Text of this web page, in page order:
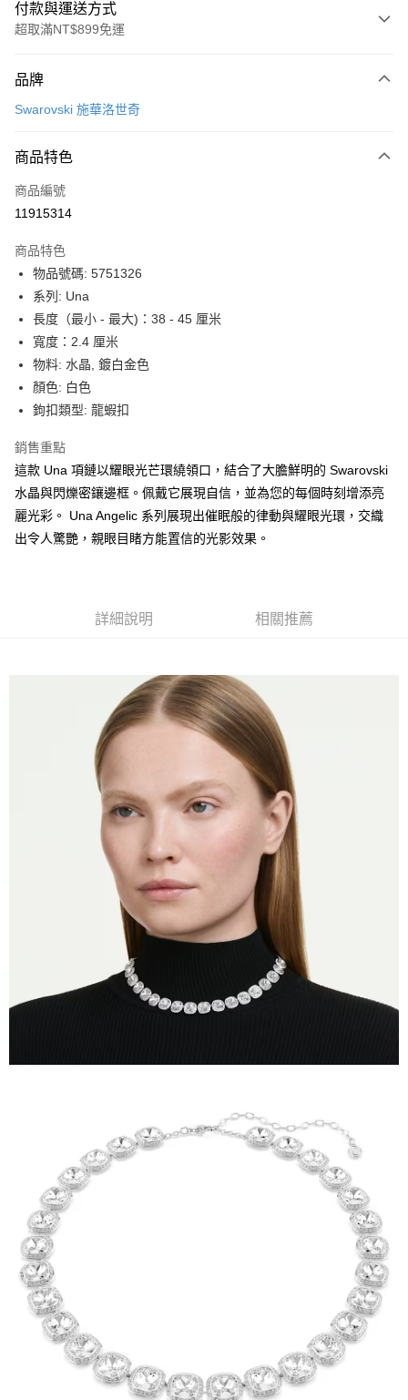
付款與運送方式
超取滿NT$899免運
信用卡一次付款
6 期 0 利率 每期
合作金庫商業銀行
上海商業儲蓄銀行
臺灣中小企業銀行
匯豐（台灣）商業銀行
聯邦商業銀行
元大商業銀行
永豐商業銀行
玉山商業銀行
台灣樂天信用卡公司
LINE Pay
Apple Pay
街口支付
悠遊付
Google Pay
全盈+PAY
大哥付你分期
相關說明
1.本服務由台灣大哥大提供，台灣大哥大用戶可立即使用無須另外申請。
2.付款方式選擇「大哥付你分期」，訂單成立後會自動跳轉到大哥付的交易
成交易。
3.實際核准額度、可分期數及費用金額請依後續交易確認頁面所載為準。
4.訂單成立30分鐘內，如未前往確認交易或遇審核未通過，訂單將自動取
消。如遇「轉專審核」未通過狀況，表示未達大哥付你分期系統評分，恕無
2.透過簡訊連結打開帳單後，可選擇「超商條碼／台灣大直營門市／銀行轉
1.本服務係由「台灣大哥大股份有限公司」（以下簡稱本公司）所提供，讓
用戶於交易時，得透過本服務購買商品或服務，並由商店將買賣／分期付款
買賣價金債權讓與本公司後，依約使用本公司帳單繳交帳款。
2.基於同意付款使用「大哥付你分期」之契約關係目的，商店將以您的個人
資料（包含姓名、電話或地址）提供予台灣大哥大進項蒐集、處理及利用，
由本公司與您本人進行分期帳單所需資料之確認、核對及更正。
3.完整用戶服務條款，請詳閱以下連結：https://oppay.tw/userRule
AFTEE先享後付
相關說明
【關於「AFTEE先享後付」】
便利好安心！
１．簡單：不需註冊會員、不需綁卡、不需儲值。
１．於結帳方式選擇「AFTEE先享後付」後，將跳轉至「AFTEE先享後付」
ATM／網路銀行／等多元方式進行付款，方視為交易完成。
※ 請注意：結帳手續完成當下不需立刻繳費，但若您需要取消訂單，請聯絡
購買商品的店家。未經商家同意取消之訂單仍視為有效，需透過AFTEE先享
後付繳納相關費用。
※ 交易是否成功請以「AFTEE先享後付 」之結帳頁面顯示為準，若有關於
是否繳費成功／繳費後需取消欲退款等相關疑問，請聯繫「AFTEE先享後付
客戶支援中心」https://netprotections.freshdesk.com/support/home
１．透過由恩沛科技股份有限公司提供之「AFTEE先享後付」服務完成之交
易，需依本服務之必要範圍內提供個人資料，並將交易相關給付款項請求債
權轉讓予恩沛科技股份有限公司。
２．關於個人資料處理事宜，請瀏覽以下網址：
https://aftee.tw/terms/#terms3
３．未成年的使用者請事先徵得法定代理人或監護人之同意方可使用
「AFTEE先享後付」，若未經同意申辦者引起之損失，本公司不負相關責
４．使用「AFTEE先享後付」時，將依據個別帳號之用戶狀況，依本公司即
時審查核予不同之上限額度；若仍有額度不足之情形，本公司將視審查結果
請求用戶進行身份認證。
５．嚴禁一人註冊多個帳號或使用他人資訊註冊。若發現惡意使用之情形，
ATM付款
運送方式
每筆NT$100，滿NT$1,000(含以上)免運費
京站台北店客服中心(1F星巴克旁) 即日起不提供京站紙袋，取件時
請自備購物袋，若需購買紙袋可現場詢問
品牌
Swarovski 施華洛世奇
商品特色
商品編號
11915314
商品特色
物品號碼: 5751326
系列: Una
長度（最小 - 最大)：38 - 45 厘米
寬度：2.4 厘米
物料: 水晶, 鍍白金色
顏色: 白色
鉤扣類型: 龍蝦扣
銷售重點
這款 Una 項鏈以耀眼光芒環繞領口，結合了大膽鮮明的 Swarovski
水晶與閃爍密鑲邊框。佩戴它展現自信，並為您的每個時刻增添亮
麗光彩。 Una Angelic 系列展現出催眠般的律動與耀眼光環，交織
出令人驚艷，親眼目睹方能置信的光影效果。
詳細說明 相關推薦